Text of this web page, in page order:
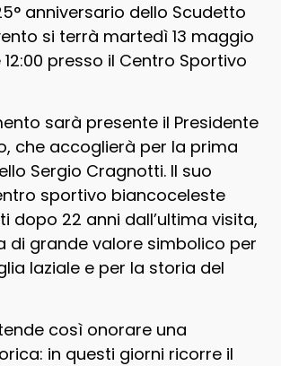
anniversario dello Scudetto
si terrà martedì 13 maggio
presso il Centro Sportivo
sarà presente il Presidente
che accoglierà per la prima
Sergio Cragnotti. Il suo
sportivo biancoceleste
dopo 22 anni dall’ultima visita,
di grande valore simbolico per
laziale e per la storia del
così onorare una
in questi giorni ricorre il